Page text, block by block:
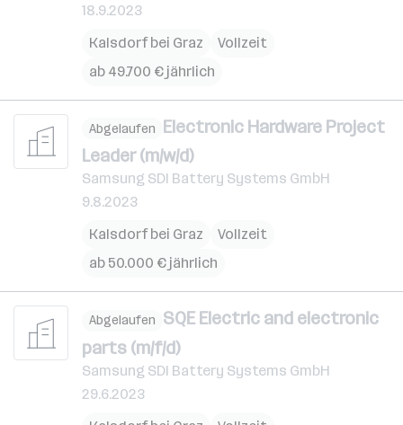
18.9.2023
Kalsdorf bei Graz
Vollzeit
ab 49.700 € jährlich
Abgelaufen Electronic Hardware Project
Leader (m/w/d)
Samsung SDI Battery Systems GmbH
9.8.2023
Kalsdorf bei Graz
Vollzeit
ab 50.000 € jährlich
Abgelaufen SQE Electric and electronic
parts (m/f/d)
Samsung SDI Battery Systems GmbH
29.6.2023